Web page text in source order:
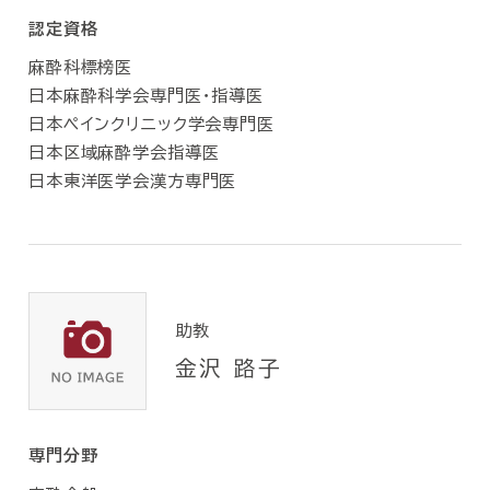
認定資格
麻酔科標榜医
日本麻酔科学会専門医・指導医
日本ペインクリニック学会専門医
日本区域麻酔学会指導医
日本東洋医学会漢方専門医
助教
金沢 路子
専門分野